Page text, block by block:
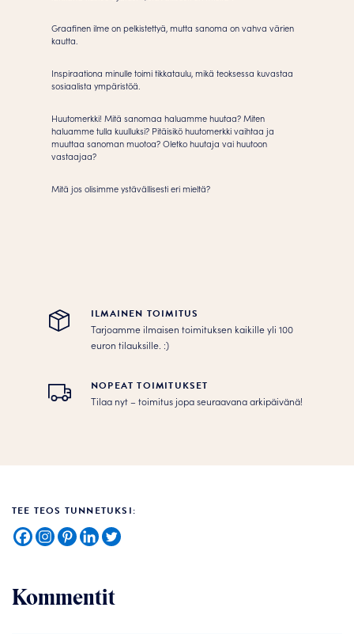
Graafinen ilme on pelkistettyä, mutta sanoma on vahva värien
kautta.
Inspiraationa minulle toimi tikkataulu, mikä teoksessa kuvastaa
sosiaalista ympäristöä.
Huutomerkki! Mitä sanomaa haluamme huutaa? Miten
haluamme tulla kuulluksi? Pitäisikö huutomerkki vaihtaa ja
muuttaa sanoman muotoa? Oletko huutaja vai huutoon
vastaajaa?
Mitä jos olisimme ystävällisesti eri mieltä?
ILMAINEN TOIMITUS
Tarjoamme ilmaisen toimituksen kaikille yli 100
euron tilauksille. :­­)
NOPEAT TOIMITUKSET
Tilaa nyt – toimitus jopa seuraavana arkipäivänä!
TEE TEOS TUNNETUKSI:
Kommentit